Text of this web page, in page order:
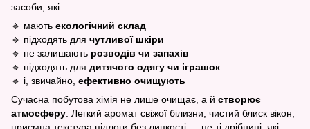
засоби, які:
🔹 мають екологічний склад
🔹 підходять для чутливої шкіри
🔹 не залишають розводів чи запахів
🔹 підходять для дитячого одягу чи іграшок
🔹 і, звичайно, ефективно очищують
Сучасна побутова хімія не лише очищає, а й створює
атмосферу. Легкий аромат свіжої білизни, чистий блиск вікон,